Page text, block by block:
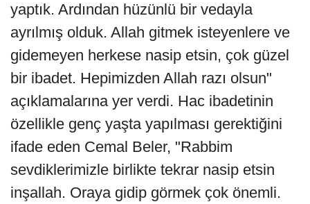
yaptık. Ardından hüzünlü bir vedayla
ayrılmış olduk. Allah gitmek isteyenlere ve
gidemeyen herkese nasip etsin, çok güzel
bir ibadet. Hepimizden Allah razı olsun"
açıklamalarına yer verdi. Hac ibadetinin
özellikle genç yaşta yapılması gerektiğini
ifade eden Cemal Beler, "Rabbim
sevdiklerimizle birlikte tekrar nasip etsin
inşallah. Oraya gidip görmek çok önemli.